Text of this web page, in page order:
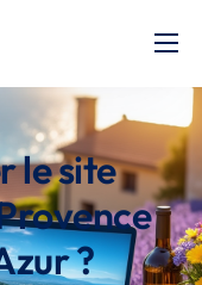
le site
?